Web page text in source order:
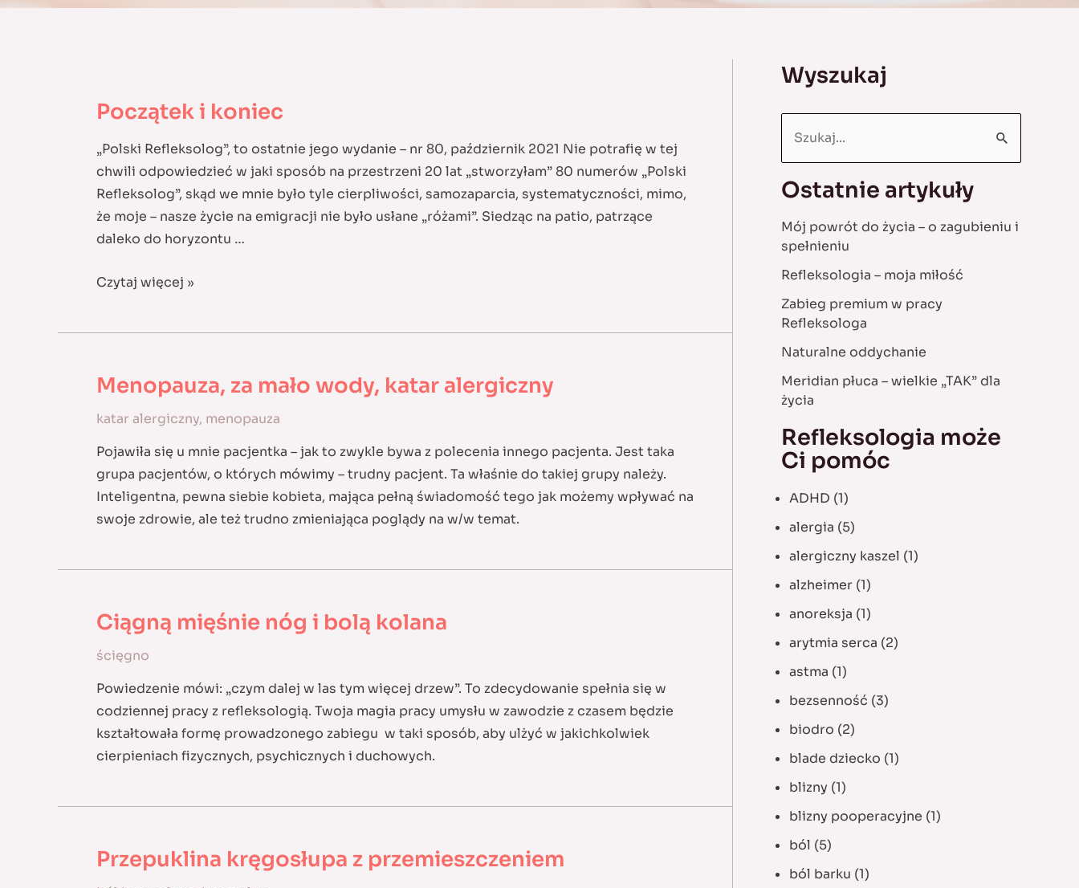
Początek i koniec
„Polski Refleksolog”, to ostatnie jego wydanie – nr 80, październik 2021 Nie potrafię w tej
chwili odpowiedzieć w jaki sposób na przestrzeni 20 lat „stworzyłam” 80 numerów „Polski
Refleksolog”, skąd we mnie było tyle cierpliwości, samozaparcia, systematyczności, mimo,
że moje – nasze życie na emigracji nie było usłane „różami”. Siedząc na patio, patrzące
daleko do horyzontu …
Początek
Czytaj więcej »
Menopauza, za mało wody, katar alergiczny
katar alergiczny, menopauza
Pojawiła się u mnie pacjentka – jak to zwykle bywa z polecenia innego pacjenta. Jest taka
grupa pacjentów, o których mówimy – trudny pacjent. Ta właśnie do takiej grupy należy.
Inteligentna, pewna siebie kobieta, mająca pełną świadomość tego jak możemy wpływać na
swoje zdrowie, ale też trudno zmieniająca poglądy na w/w temat.
Ciągną mięśnie nóg i bolą kolana
ścięgno
Powiedzenie mówi: „czym dalej w las tym więcej drzew”. To zdecydowanie spełnia się w
codziennej pracy z refleksologią. Twoja magia pracy umysłu w zawodzie z czasem będzie
kształtowała formę prowadzonego zabiegu w taki sposób, aby ulżyć w jakichkolwiek
cierpieniach fizycznych, psychicznych i duchowych.
Przepuklina kręgosłupa z przemieszczeniem
Wyszukaj
r
c
h
f
o
r
:
Ostatnie artykuły
Mój powrót do życia – o zagubieniu i
spełnieniu
Refleksologia – moja miłość
Zabieg premium w pracy
Refleksologa
Naturalne oddychanie
Meridian płuca – wielkie „TAK” dla
życia
Refleksologia może
Ci pomóc
ADHD (1)
alergia (5)
alergiczny kaszel (1)
alzheimer (1)
anoreksja (1)
arytmia serca (2)
astma (1)
bezsenność (3)
biodro (2)
blade dziecko (1)
blizny (1)
blizny pooperacyjne (1)
ból (5)
ból barku (1)